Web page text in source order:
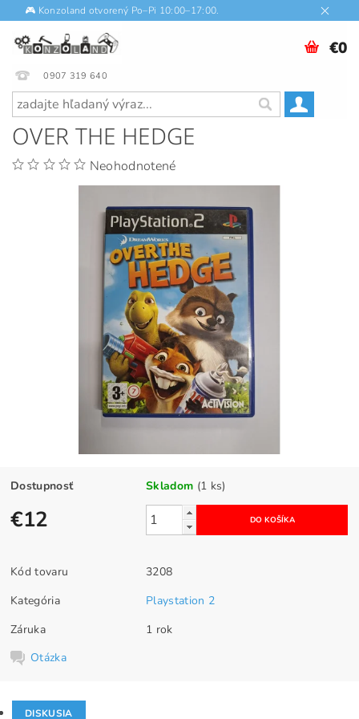
🎮 Konzoland otvorený Po–Pi 10:00–17:00.
0907 319 640
€0
OVER THE HEDGE
Neohodnotené
Dostupnosť Skladom (1 ks)
€12
Kód tovaru
3208
Kategória
Playstation 2
Záruka
1 rok
Otázka
DISKUSIA